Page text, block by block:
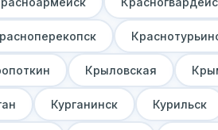
Крыловская
Курганинск Курильск